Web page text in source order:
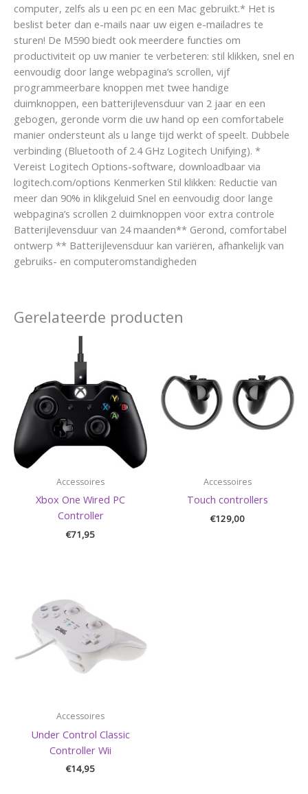
computer, zelfs als u een pc en een Mac gebruikt.* Het is
beslist beter dan e-mails naar uw eigen e-mailadres te
sturen! De M590 biedt ook meerdere functies om
productiviteit op uw manier te verbeteren: stil klikken, snel en
eenvoudig door lange webpagina’s scrollen, vijf
programmeerbare knoppen met twee handige
duimknoppen, een batterijlevensduur van 2 jaar en een
gebogen, geronde vorm die uw hand op een comfortabele
manier ondersteunt als u lange tijd werkt of speelt. Dubbele
verbinding (Bluetooth of 2.4 GHz Logitech Unifying). *
Vereist Logitech Options-software, downloadbaar via
logitech.com/options Kenmerken Stil klikken: Reductie van
meer dan 90% in klikgeluid Snel en eenvoudig door lange
webpagina’s scrollen 2 duimknoppen voor extra controle
Batterijlevensduur van 24 maanden** Gerond, comfortabel
ontwerp ** Batterijlevensduur kan variëren, afhankelijk van
gebruiks- en computeromstandigheden
Gerelateerde producten
Accessoires
Xbox One Wired PC
Controller
€71,95
Accessoires
Touch controllers
€129,00
Accessoires
Under Control Classic
Controller Wii
€14,95